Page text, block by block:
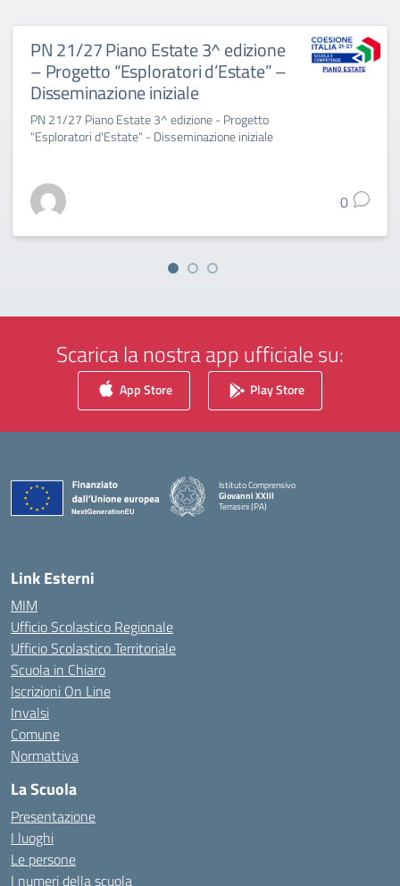
PN 21/27 Piano Estate 3^ edizione
– Progetto “Esploratori d’Estate” –
Disseminazione iniziale
PN 21/27 Piano Estate 3^ edizione - Progetto
"Esploratori d'Estate" - Disseminazione iniziale
0
Scarica la nostra app ufficiale su:
App Store Play Store
Istituto Comprensivo
Giovanni XXIII
Terrasini (PA)
Link Esterni
MIM
Ufficio Scolastico Regionale
Ufficio Scolastico Territoriale
Scuola in Chiaro
Iscrizioni On Line
Invalsi
Comune
Normattiva
La Scuola
Presentazione
I luoghi
Le persone
I numeri della scuola